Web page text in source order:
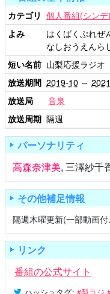
カテゴリ 個人番組(シン
よみ
はくばくぷれぜ
なしおうえんら
短い名前 山梨応援ラジオ
放送期間 2019-10 ～
放送局
音泉
放送周期 隔週
パーソナリティ
高森奈津美, 三澤紗千
その他補足情報
隔週木曜更新(一部動画
リンク
番組の公式サイト